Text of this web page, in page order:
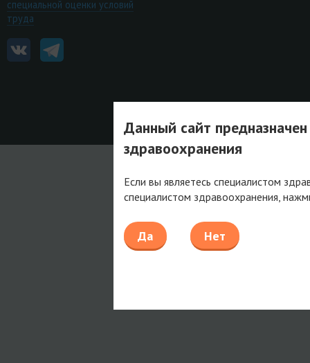
специальной оценки условий
труда
Данный сайт
здравоохранения
Если вы являетесь специалистом
специалистом здравоохранения,
Да Нет